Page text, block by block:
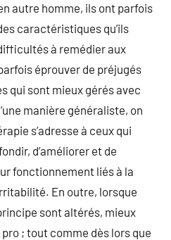
autre homme, ils ont parfois
caractéristiques qu’ils
à remédier aux
éprouver de préjugés
qui sont mieux gérés avec
manière généraliste, on
s’adresse à ceux qui
d’améliorer et de
fonctionnement liés à la
En outre, lorsque
sont altérés, mieux
pro ; tout comme dès lors que